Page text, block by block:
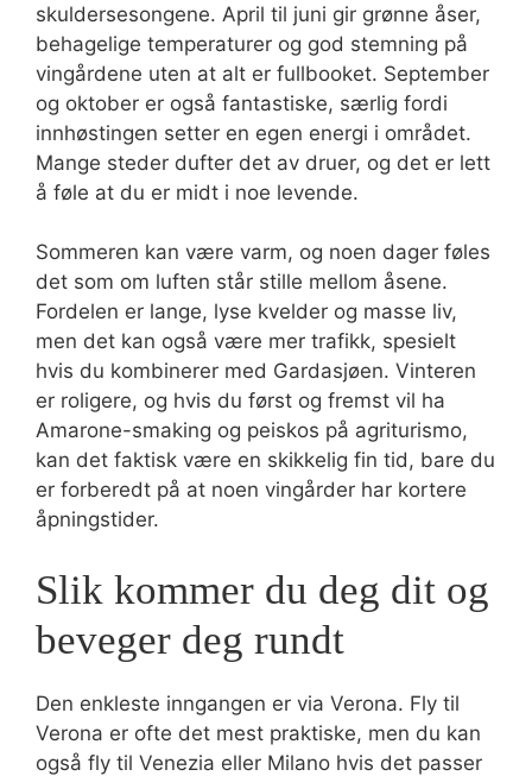
skuldersesongene. April til juni gir grønne åser,
behagelige temperaturer og god stemning på
vingårdene uten at alt er fullbooket. September
og oktober er også fantastiske, særlig fordi
innhøstingen setter en egen energi i området.
Mange steder dufter det av druer, og det er lett
å føle at du er midt i noe levende.
Sommeren kan være varm, og noen dager føles
det som om luften står stille mellom åsene.
Fordelen er lange, lyse kvelder og masse liv,
men det kan også være mer trafikk, spesielt
hvis du kombinerer med Gardasjøen. Vinteren
er roligere, og hvis du først og fremst vil ha
Amarone-smaking og peiskos på agriturismo,
kan det faktisk være en skikkelig fin tid, bare du
er forberedt på at noen vingårder har kortere
åpningstider.
Slik kommer du deg dit og
beveger deg rundt
Den enkleste inngangen er via Verona. Fly til
Verona er ofte det mest praktiske, men du kan
også fly til Venezia eller Milano hvis det passer